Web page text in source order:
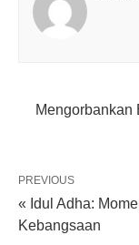
Mengorbankan
PREVIOUS
« Idul Adha:
Kebangsaan